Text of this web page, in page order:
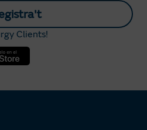
Clients!